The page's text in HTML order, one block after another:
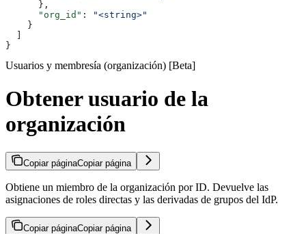
      },
      "org_id"
:
"<string>"
    }
}
Usuarios y membresía (organización) [Beta]
Obtener usuario de la
organización
Copiar páginaCopiar página
Obtiene un miembro de la organización por ID. Devuelve las
asignaciones de roles directas y las derivadas de grupos del IdP.
Copiar páginaCopiar página